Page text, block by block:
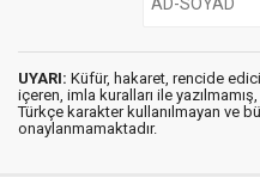
UYARI: Küfür, hakaret, rencide
içeren, imla kuralları ile yazılmamış,
Türkçe karakter kullanılmayan ve
onaylanmamaktadır.